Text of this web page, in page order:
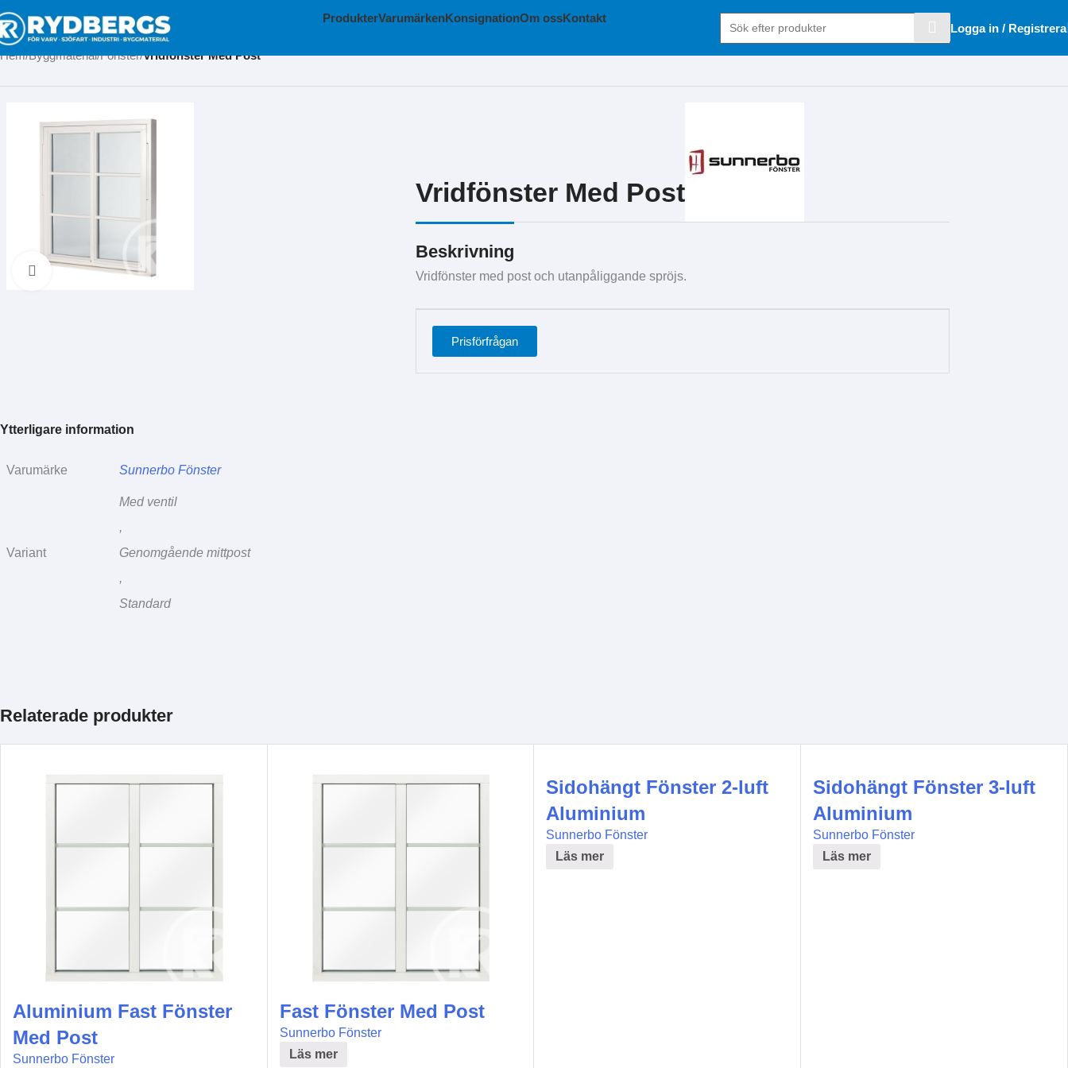
ProdukterVarumärkenKonsignationOm ossKontakt
Logga in / Registrera
Hem Byggmaterial Fönster Vridfönster Med Post
Klicka för att förstora
Vridfönster Med Post
Beskrivning
Vridfönster med post och utanpåliggande spröjs.
Prisförfrågan
Ytterligare information
Varumärke Sunnerbo Fönster
Variant
Med ventil
,
Genomgående mittpost
,
Standard
Relaterade produkter
Aluminium Fast Fönster
Med Post
Sunnerbo Fönster
Fast Fönster Med Post
Sunnerbo Fönster
Läs mer
Sidohängt Fönster 2-luft
Aluminium
Sunnerbo Fönster
Läs mer
Sidohängt Fönster 3-luft
Aluminium
Sunnerbo Fönster
Läs mer